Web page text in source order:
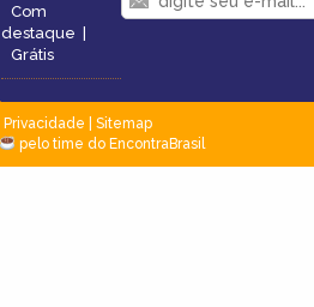
Com
destaque |
Grátis
Privacidade
Sitemap
pelo time do EncontraBrasil